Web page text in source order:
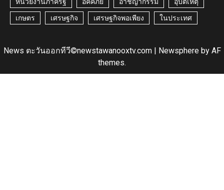
เกษตร เศรษฐกิจ เศรษฐกิจพอเพียง ในประเทศ
News ตะวันออกทีวี©newstawanooxtv.com | Newsphereby AF
themes.